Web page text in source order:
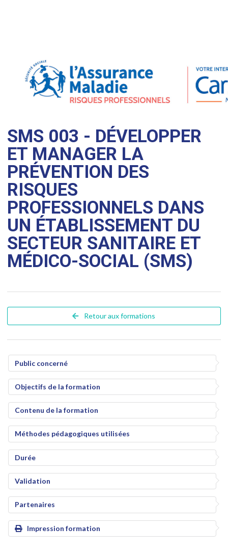
SMS 003 - DÉVELOPPER
ET MANAGER LA
PRÉVENTION DES
RISQUES
PROFESSIONNELS DANS
UN ÉTABLISSEMENT DU
SECTEUR SANITAIRE ET
MÉDICO-SOCIAL (SMS)
Retour aux formations
Public concerné
Objectifs de la formation
Contenu de la formation
Méthodes pédagogiques utilisées
Durée
Validation
Partenaires
Impression formation